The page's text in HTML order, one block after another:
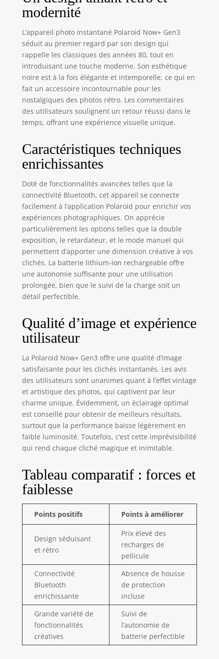
facilement à
Bluetooth pour
débloquer bien
plus encore.
CONNECTÉ ET
CRÉATIF :
Bénéficiez d'une
puissance créative
supplémentaire en
connectant
Polaroid Now+
Generation 3 via
l'application
Polaroid. Accédez à
la priorité
d'ouverture, aux
télécommandes, à
la double
exposition, au
retardateur, au
mode manuel et à
d'autres outils
créatifs. NOUVEAU
du posemètre,
d'un système de
mise au point
automatique à
deux objectifs
amélioré, d'un
support de trépied
intégré et d'une
compatibilité avec
les filtres photo.
Combinez la
Bluetooth avec un
système de mise
deux objectifs
optimisé qui prend
des photos plus
nettes et vous
obtenez un
appareil photo au
look classique doté
de technologies
modernes. DESIGN
Design Polaroid
emblématique
disponible en
quatre nouveaux
modernité
L’appareil photo instantané Polaroid Now+ Gen3
séduit au premier regard par son design qui
rappelle les classiques des années 80, tout en
introduisant une touche moderne. Son esthétique
noire est à la fois élégante et intemporelle, ce qui en
fait un accessoire incontournable pour les
nostalgiques des photos rétro. Les commentaires
des utilisateurs soulignent un retour réussi dans le
temps, offrant une expérience visuelle unique.
Caractéristiques techniques
enrichissantes
Doté de fonctionnalités avancées telles que la
connectivité Bluetooth, cet appareil se connecte
facilement à l’application Polaroid pour enrichir vos
expériences photographiques. On apprécie
particulièrement les options telles que la double
exposition, le retardateur, et le mode manuel qui
permettent d’apporter une dimension créative à vos
clichés. La batterie lithium-ion rechargeable offre
une autonomie suffisante pour une utilisation
prolongée, bien que le suivi de la charge soit un
détail perfectible.
Qualité d’image et expérience
utilisateur
La Polaroid Now+ Gen3 offre une qualité d’image
satisfaisante pour les clichés instantanés. Les avis
des utilisateurs sont unanimes quant à l’effet vintage
et artistique des photos, qui captivent par leur
charme unique. Évidemment, un éclairage optimal
est conseillé pour obtenir de meilleurs résultats,
surtout que la performance baisse légèrement en
faible luminosité. Toutefois, c’est cette imprévisibilité
qui rend chaque cliché magique et inimitable.
Tableau comparatif : forces et
faiblesse
Points positifs Points à améliorer
Design séduisant
et rétro
Prix élevé des
recharges de
pellicule
Connectivité
Bluetooth
enrichissante
Absence de housse
de protection
incluse
Grande variété de
fonctionnalités
créatives
Suivi de
l’autonomie de
batterie perfectible